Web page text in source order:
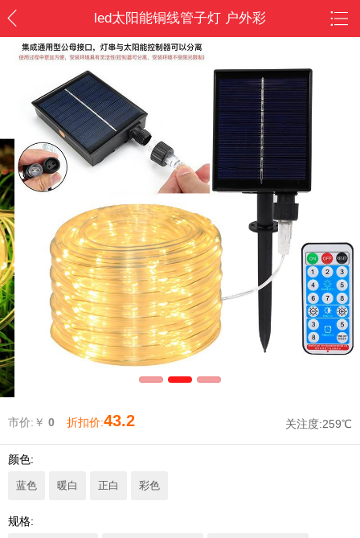
led太阳能铜线管子灯 户外彩
虹管圣诞节日灯庭院装饰灯/
市价:￥ 0 折扣价:43.2 关注度:259℃
颜色:
蓝色 暖白 正白 彩色
规格: